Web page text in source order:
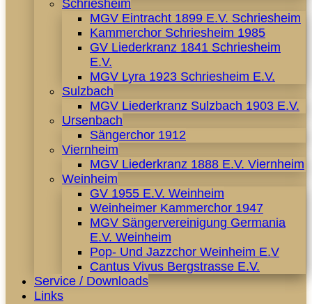
Schriesheim
MGV Eintracht 1899 E.V. Schriesheim
Kammerchor Schriesheim 1985
GV Liederkranz 1841 Schriesheim
E.V.
MGV Lyra 1923 Schriesheim E.V.
Sulzbach
MGV Liederkranz Sulzbach 1903 E.V.
Ursenbach
Sängerchor 1912
Viernheim
MGV Liederkranz 1888 E.V. Viernheim
Weinheim
GV 1955 E.V. Weinheim
Weinheimer Kammerchor 1947
MGV Sängervereinigung Germania
E.V. Weinheim
Pop- Und Jazzchor Weinheim E.V
Cantus Vivus Bergstrasse E.V.
Service / Downloads
Links